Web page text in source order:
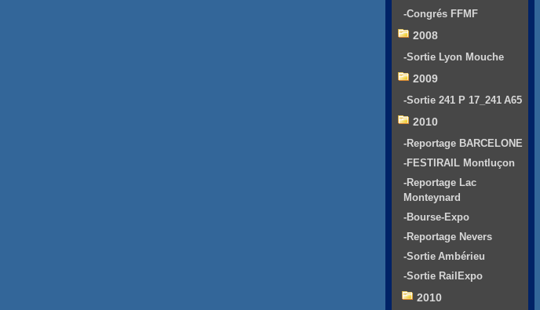
-Congrés FFMF
2008
-Sortie Lyon Mouche
2009
-Sortie 241 P 17_241 A65
2010
-Reportage BARCELONE
-FESTIRAIL Montluçon
-Reportage Lac
Monteynard
-Bourse-Expo
-Reportage Nevers
-Sortie Ambérieu
-Sortie RailExpo
2010